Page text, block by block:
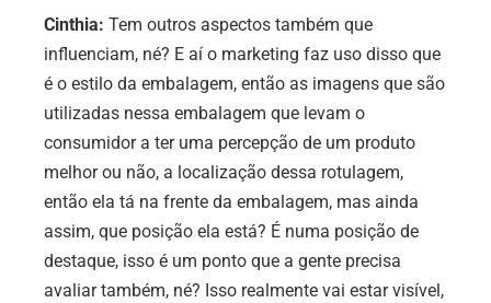
Cinthia: Tem outros aspectos também que
influenciam, né? E aí o marketing faz uso disso que
é o estilo da embalagem, então as imagens que são
utilizadas nessa embalagem que levam o
consumidor a ter uma percepção de um produto
melhor ou não, a localização dessa rotulagem,
então ela tá na frente da embalagem, mas ainda
assim, que posição ela está? É numa posição de
destaque, isso é um ponto que a gente precisa
avaliar também, né? Isso realmente vai estar visível,